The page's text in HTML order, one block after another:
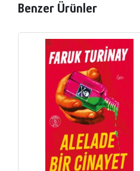
Benzer Ürünler